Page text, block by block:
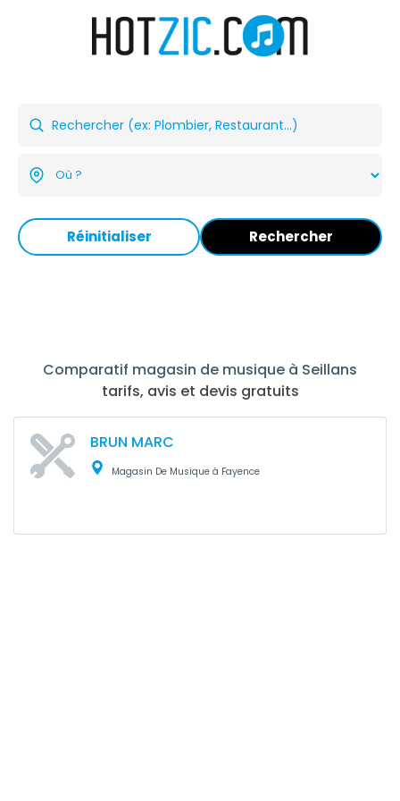
Réinitialiser Rechercher
Comparatif magasin de musique à Seillans
tarifs, avis et devis gratuits
BRUN MARC
Magasin De Musique à Fayence